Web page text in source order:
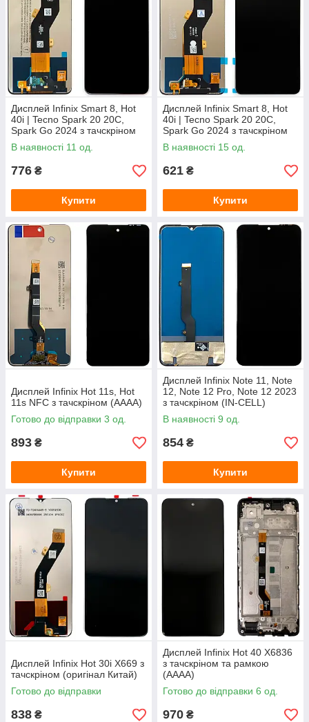
Дисплей Infinix Smart 8, Hot
40i | Tecno Spark 20 20C,
Spark Go 2024 з тачскріном
(TXDI660QCEPX-53 оригінал
Китай)
В наявності 11 од.
776 ₴
Купити
Дисплей Infinix Smart 8, Hot
40i | Tecno Spark 20 20C,
Spark Go 2024 з тачскріном
(FPC6615-1)
В наявності 15 од.
621 ₴
Купити
Дисплей Infinix Hot 11s, Hot
11s NFC з тачскріном (AAAA)
Готово до відправки 3 од.
893 ₴
Купити
Дисплей Infinix Note 11, Note
12, Note 12 Pro, Note 12 2023
з тачскріном (IN-CELL)
В наявності 9 од.
854 ₴
Купити
Дисплей Infinix Hot 30i X669 з
тачскріном (оригінал Китай)
Готово до відправки
838 ₴
Дисплей Infinix Hot 40 X6836
з тачскріном та рамкою
(AAAA)
Готово до відправки 6 од.
970 ₴